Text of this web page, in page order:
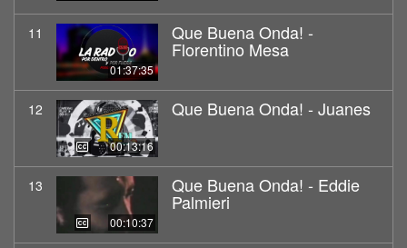
11
01:37:35
Que Buena Onda! -
Florentino Mesa
12
00:13:16
Que Buena Onda! - Juanes
13
00:10:37
Que Buena Onda! - Eddie
Palmieri